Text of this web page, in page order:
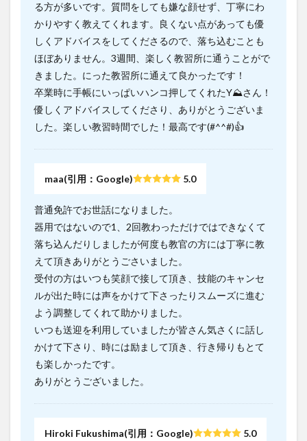
る方が多いです。質問をしても嫌な顔せず、丁寧にわ
かりやすく教えてくれます。良くない点があっても優
しくアドバイスをしてくださるので、落ち込むことも
ほぼありません。3週間、楽しく教習所に通うことがで
きました。にった教習所に通えて良かったです！
卒業時に手帳にいっぱいハンコ押してくれたY⛰️さん！
優しくアドバイスしてくださり、ありがとうございま
した。楽しい教習時間でした！最高です(#^^#)👍
maa(引用：Google) 5.0
普通免許でお世話になりました。
器用ではないので1、2回教わっただけではできなくて
落ち込んだりしましたが何度も教官の方には丁寧に教
えて頂きありがとうごさいました。
受付の方はいつも笑顔で接して頂き、技能のキャンセ
ルが出た時には声をかけて下さったりスムーズに進む
よう調整してくれて助かりました。
いつも送迎を利用していましたが皆さん気さくに話し
かけて下さり、時には励まして頂き、行き帰りもとて
も楽しかったです。
ありがとうございました。
Hiroki Fukushima(引用：Google) 5.0